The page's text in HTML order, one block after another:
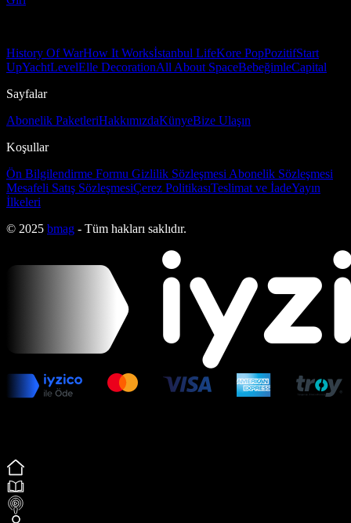
History Of WarHow It Worksİstanbul LifeKore PopPozitifStart
UpYachtLevelElle DecorationAll About SpaceBebeğimleCapital
Sayfalar
Abonelik PaketleriHakkımızdaKünyeBize Ulaşın
Koşullar
Ön Bilgilendirme Formu Gizlilik Sözleşmesi Abonelik Sözleşmesi
Mesafeli Satış SözleşmesiÇerez PolitikasıTeslimat ve İadeYayın
İlkeleri
© 2025 bmag - Tüm hakları saklıdır.